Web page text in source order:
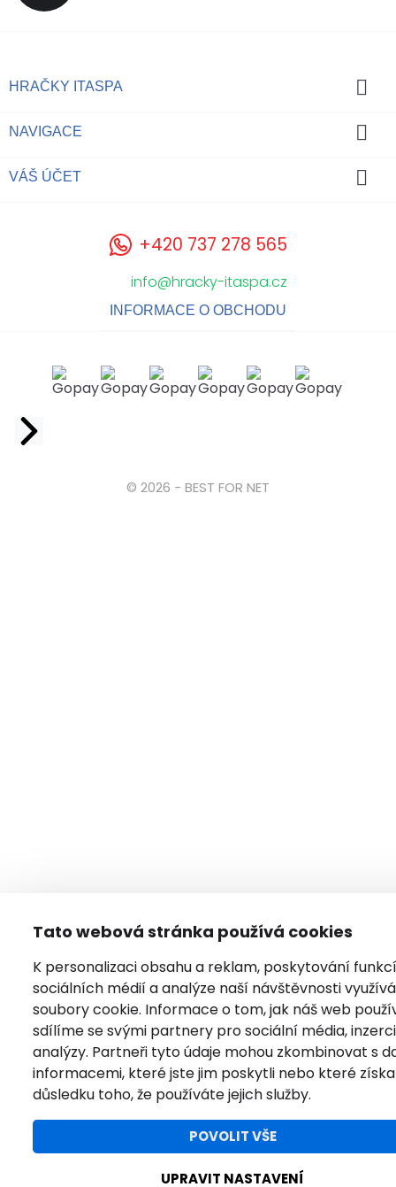
Tato webová stránka používá cookies
K personalizaci obsahu a reklam, poskytování funkcí
sociálních médií a analýze naší návštěvnosti
soubory cookie. Informace o tom, jak náš web
sdílíme se svými partnery pro sociální média,
analýzy. Partneři tyto údaje mohou zkombinovat s
informacemi, které jste jim poskytli nebo které
důsledku toho, že používáte jejich služby.
POVOLIT VŠE
UPRAVIT NASTAVENÍ
HRAČKY ITASPA 
NAVIGACE 
VÁŠ ÚČET 
+420 737 278 565
info@hracky-itaspa.cz
INFORMACE O OBCHODU
© 2026 - BEST FOR NET